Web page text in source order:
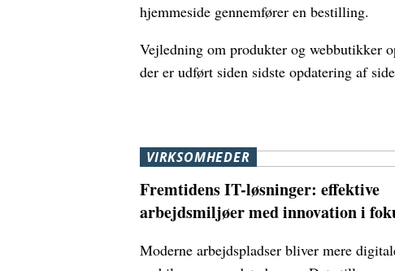
hjemmeside gennemfører en bestilling.
Vejledning om produkter og webbutikker
der er udført siden sidste opdatering af
VIRKSOMHEDER
Fremtidens IT-løsninger: effektive
arbejdsmiljøer med innovation i
Moderne arbejdspladser bliver mere